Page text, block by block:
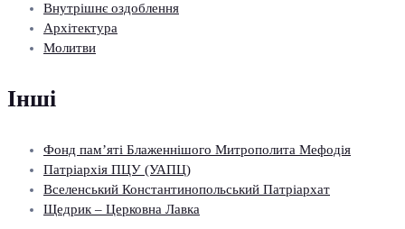
Внутрішнє оздоблення
Архітектура
Молитви
Інші
Фонд пам’яті Блаженнішого Митрополита Мефодія
Патріархія ПЦУ (УАПЦ)
Вселенський Константинопольський Патріархат
Щедрик – Церковна Лавка